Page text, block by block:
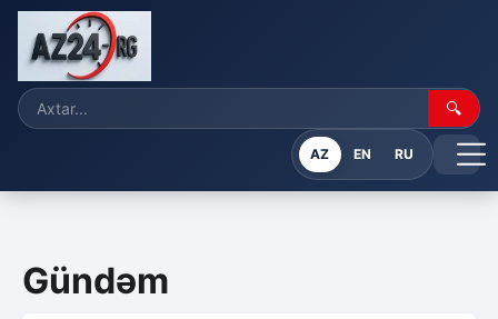
🔍
AZ EN RU
Gündəm